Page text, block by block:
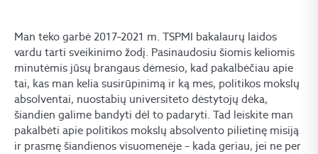
Man teko garbė 2017–2021 m. TSPMI bakalaurų laidos
vardu tarti sveikinimo žodį. Pasinaudosiu šiomis keliomis
minutėmis jūsų brangaus dėmesio, kad pakalbėčiau apie
tai, kas man kelia susirūpinimą ir ką mes, politikos mokslų
absolventai, nuostabių universiteto dėstytojų dėka,
šiandien galime bandyti dėl to padaryti. Tad leiskite man
pakalbėti apie politikos mokslų absolvento pilietinę misiją
ir prasmę šiandienos visuomenėje – kada geriau, jei ne per